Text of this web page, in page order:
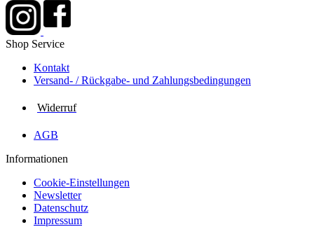
Shop Service
Kontakt
Versand- / Rückgabe- und Zahlungs­bedingungen
Widerruf
AGB
Informationen
Cookie-Einstellungen
Newsletter
Datenschutz
Impressum